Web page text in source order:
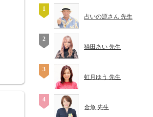
占いの源さん 先生
猫田あい 先生
虹月ゆう 先生
金魚 先生